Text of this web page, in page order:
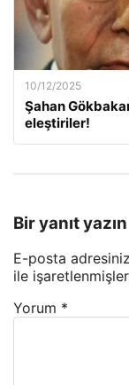
10/12/2025
Şahan
eleştiriler!
Bir yanıt yazın
E-posta
ile
Yorum *